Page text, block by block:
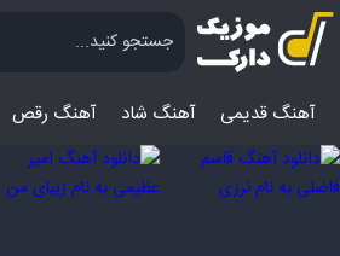
آهنگ قدیمی آهنگ‌ شاد آهنگ رقص